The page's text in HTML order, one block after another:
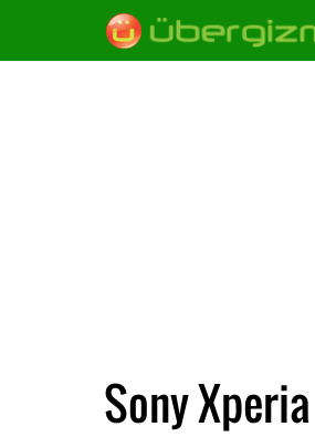
Sony